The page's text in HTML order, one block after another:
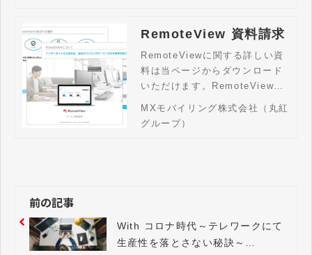
RemoteView 資料請求
RemoteViewに関する詳しい資
料は当ページからダウンロード
いただけます。RemoteView
は、インターネットを利用し、
いつでもどこでもPCやモバイル
MXモバイリング株式会社（丸紅
グループ）
前の記事
With コロナ時代～テレワークにて
生産性を落とさない秘訣～